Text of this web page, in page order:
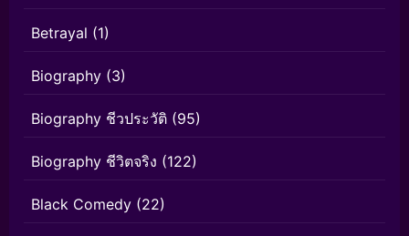
Betrayal (1)
Biography (3)
Biography ชีวประวัติ (95)
Biography ชีวิตจริง (122)
Black Comedy (22)